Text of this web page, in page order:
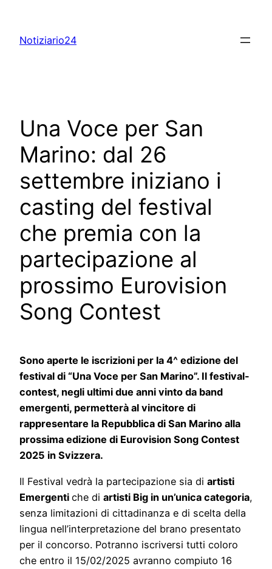
content
Notiziario24
Una Voce per San
Marino: dal 26
settembre iniziano i
casting del festival
che premia con la
partecipazione al
prossimo Eurovision
Song Contest
Sono aperte le iscrizioni per la 4^ edizione del
festival di “Una Voce per San Marino”. Il festival-
contest, negli ultimi due anni vinto da band
emergenti, permetterà al vincitore di
rappresentare la Repubblica di San Marino alla
prossima edizione di Eurovision Song Contest
2025 in Svizzera.
Il Festival vedrà la partecipazione sia di artisti
Emergenti che di artisti Big in un’unica categoria,
senza limitazioni di cittadinanza e di scelta della
lingua nell’interpretazione del brano presentato
per il concorso. Potranno iscriversi tutti coloro
che entro il 15/02/2025 avranno compiuto 16